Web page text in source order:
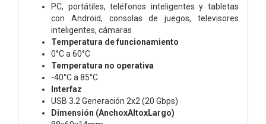
PC, portátiles, teléfonos inteligentes y tabletas
con Android, consolas de juegos, televisores
inteligentes, cámaras
Temperatura de funcionamiento
0°C a 60°C
Temperatura no operativa
-40°C a 85°C
Interfaz
USB 3.2 Generación 2x2 (20 Gbps)
Dimensión (AnchoxAltoxLargo)